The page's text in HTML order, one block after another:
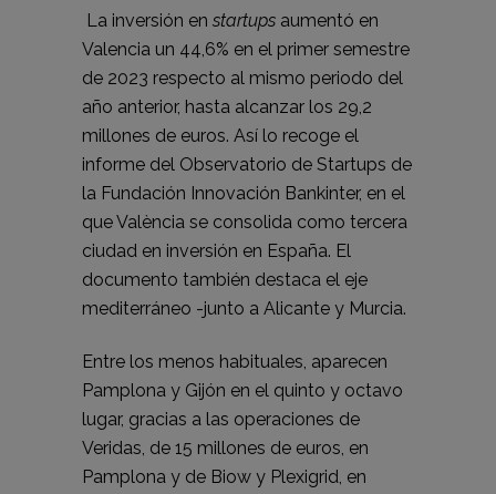
La inversión en startups aumentó en
Valencia un 44,6% en el primer semestre
de 2023 respecto al mismo periodo del
año anterior, hasta alcanzar los 29,2
millones de euros. Así lo recoge el
informe del Observatorio de Startups de
la Fundación Innovación Bankinter, en el
que València se consolida como tercera
ciudad en inversión en España. El
documento también destaca el eje
mediterráneo -junto a Alicante y Murcia.
Entre los menos habituales, aparecen
Pamplona y Gijón en el quinto y octavo
lugar, gracias a las operaciones de
Veridas, de 15 millones de euros, en
Pamplona y de Biow y Plexigrid, en